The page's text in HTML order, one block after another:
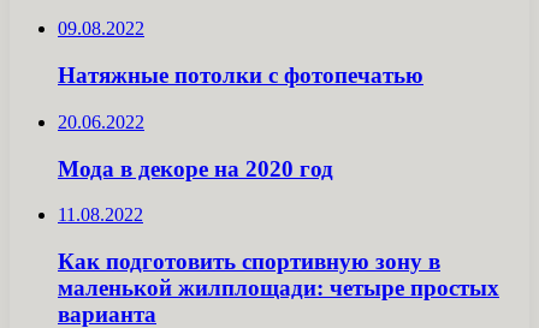
09.08.2022
Натяжные потолки с фотопечатью
20.06.2022
Мода в декоре на 2020 год
11.08.2022
Как подготовить спортивную зону в
маленькой жилплощади: четыре простых
варианта